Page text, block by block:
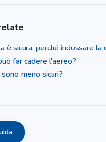
è sicura, perché indossare la
far cadere l'aereo?
meno sicuri?